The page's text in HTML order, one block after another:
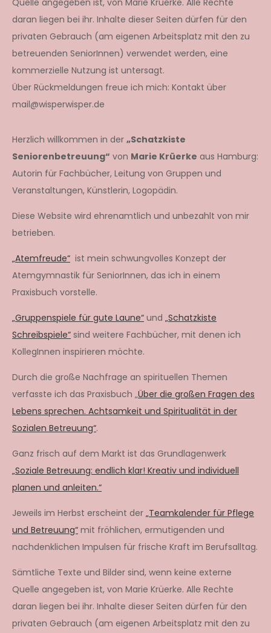
daran liegen bei ihr. Inhalte dieser Seiten dürfen für den
privaten Gebrauch (am eigenen Arbeitsplatz mit den zu
betreuenden SeniorInnen) verwendet werden, eine
kommerzielle Nutzung ist untersagt.
Über Rückmeldungen freue ich mich: Kontakt über
mail@wisperwisper.de
Herzlich willkommen in der „Schatzkiste
Seniorenbetreuung“ von Marie Krüerke aus Hamburg:
Autorin für Fachbücher, Leitung von Gruppen und
Veranstaltungen, Künstlerin, Logopädin.
Diese Website wird ehrenamtlich und unbezahlt von mir
betrieben.
„Atemfreude“ ist mein schwungvolles Konzept der
Atemgymnastik für SeniorInnen, das ich in einem
Praxisbuch vorstelle.
„Gruppenspiele für gute Laune“ und „Schatzkiste
Schreibspiele“ sind weitere Fachbücher, mit denen ich
KollegInnen inspirieren möchte.
Durch die große Nachfrage an spirituellen Themen
verfasste ich das Praxisbuch „Über die großen Fragen des
Lebens sprechen. Achtsamkeit und Spiritualität in der
Sozialen Betreuung“.
Ganz frisch auf dem Markt ist das Grundlagenwerk
„Soziale Betreuung: endlich klar! Kreativ und individuell
planen und anleiten.“
Jeweils im Herbst erscheint der „Teamkalender für Pflege
und Betreuung“ mit fröhlichen, ermutigenden und
nachdenklichen Impulsen für frische Kraft im Berufsalltag.
Sämtliche Texte und Bilder sind, wenn keine externe
Quelle angegeben ist, von Marie Krüerke. Alle Rechte
daran liegen bei ihr. Inhalte dieser Seiten dürfen für den
privaten Gebrauch (am eigenen Arbeitsplatz mit den zu